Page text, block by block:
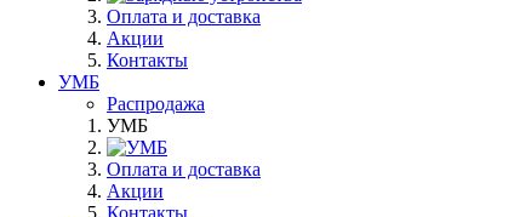
Оплата и доставка
Акции
Контакты
УМБ
Распродажа
УМБ
Оплата и доставка
Акции